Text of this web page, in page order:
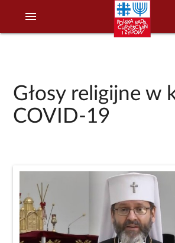
menu
Głosy religijne w
COVID-19